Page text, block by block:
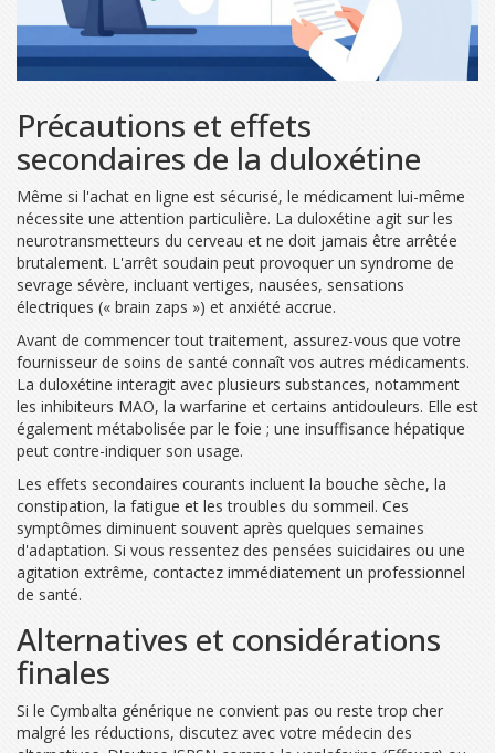
Précautions et effets
secondaires de la duloxétine
Même si l'achat en ligne est sécurisé, le médicament lui-même
nécessite une attention particulière. La duloxétine agit sur les
neurotransmetteurs du cerveau et ne doit jamais être arrêtée
brutalement. L'arrêt soudain peut provoquer un syndrome de
sevrage sévère, incluant vertiges, nausées, sensations
électriques (« brain zaps ») et anxiété accrue.
Avant de commencer tout traitement, assurez-vous que votre
fournisseur de soins de santé connaît vos autres médicaments.
La duloxétine interagit avec plusieurs substances, notamment
les inhibiteurs MAO, la warfarine et certains antidouleurs. Elle est
également métabolisée par le foie ; une insuffisance hépatique
peut contre-indiquer son usage.
Les effets secondaires courants incluent la bouche sèche, la
constipation, la fatigue et les troubles du sommeil. Ces
symptômes diminuent souvent après quelques semaines
d'adaptation. Si vous ressentez des pensées suicidaires ou une
agitation extrême, contactez immédiatement un professionnel
de santé.
Alternatives et considérations
finales
Si le Cymbalta générique ne convient pas ou reste trop cher
malgré les réductions, discutez avec votre médecin des